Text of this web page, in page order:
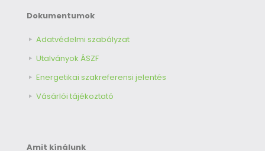
Dokumentumok
Adatvédelmi szabályzat
Utalványok ÁSZF
Energetikai szakreferensi jelentés
Vásárlói tájékoztató
Amit kínálunk